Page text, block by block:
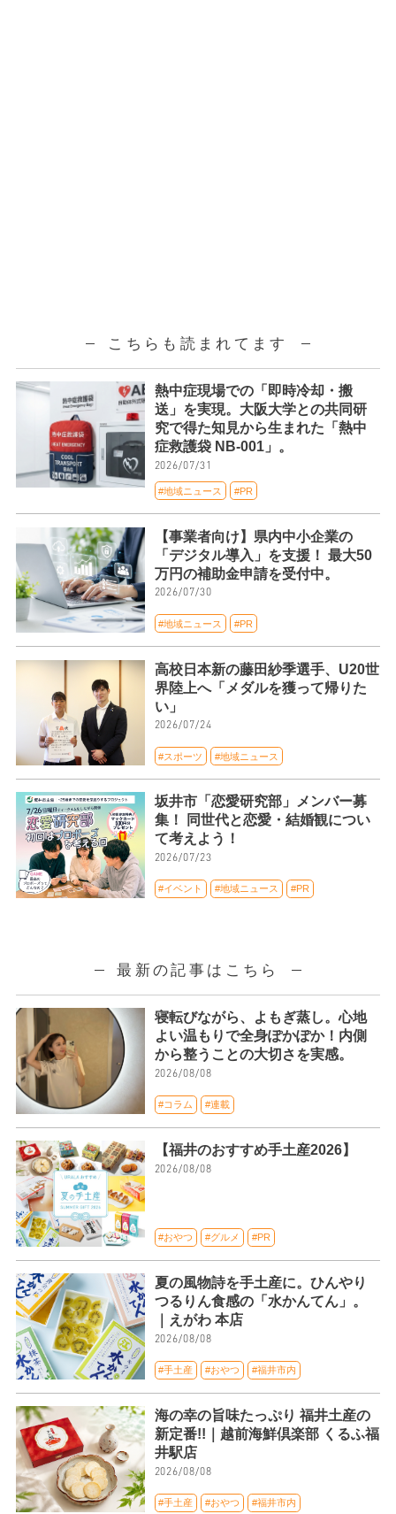
こちらも読まれてます
熱中症現場での「即時冷却・搬
送」を実現。大阪大学との共同研
究で得た知見から生まれた「熱中
症救護袋 NB-001」。
2026/07/31
#地域ニュース #PR
【事業者向け】県内中小企業の
「デジタル導入」を支援！ 最大50
万円の補助金申請を受付中。
2026/07/30
#地域ニュース #PR
高校日本新の藤田紗季選手、U20世
界陸上へ「メダルを獲って帰りた
い」
2026/07/24
#スポーツ #地域ニュース
坂井市「恋愛研究部」メンバー募
集！ 同世代と恋愛・結婚観につい
て考えよう！
2026/07/23
#イベント #地域ニュース #PR
最新の記事はこちら
寝転びながら、よもぎ蒸し。心地
よい温もりで全身ぽかぽか！内側
から整うことの大切さを実感。
2026/08/08
#コラム #連載
【福井のおすすめ手土産2026】
2026/08/08
#おやつ #グルメ #PR
夏の風物詩を手土産に。ひんやり
つるりん食感の「水かんてん」。
｜えがわ 本店
2026/08/08
#手土産 #おやつ #福井市内
海の幸の旨味たっぷり 福井土産の
新定番!!｜越前海鮮倶楽部 くるふ福
井駅店
2026/08/08
#手土産 #おやつ #福井市内